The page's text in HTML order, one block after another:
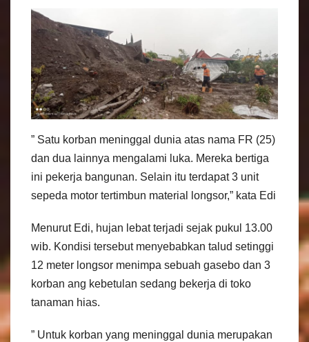
” Satu korban meninggal dunia atas nama FR (25)
dan dua lainnya mengalami luka. Mereka bertiga
ini pekerja bangunan. Selain itu terdapat 3 unit
sepeda motor tertimbun material longsor,” kata Edi
Menurut Edi, hujan lebat terjadi sejak pukul 13.00
wib. Kondisi tersebut menyebabkan talud setinggi
12 meter longsor menimpa sebuah gasebo dan 3
korban ang kebetulan sedang bekerja di toko
tanaman hias.
” Untuk korban yang meninggal dunia merupakan